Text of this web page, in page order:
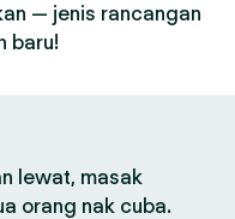
— jenis rancangan
baru!
lewat, masak
orang nak cuba.